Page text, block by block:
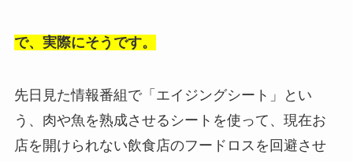
で、実際にそうです。
先日見た情報番組で「エイジングシート」とい
う、肉や魚を熟成させるシートを使って、現在お
店を開けられない飲食店のフードロスを回避させ